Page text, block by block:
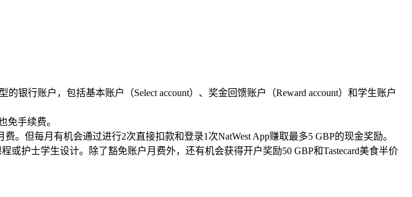
银行账户，‌包括基本账户（‌Select account）‌、‌奖金回馈账户（‌Reward account）‌和学生账户
免手续费。‌
。‌但每月有机会通过进行2次直接扣款和登录1次NatWest App赚取最多5 GBP的现金奖励。‌
或护士学生设计。‌除了豁免账户月费外，‌还有机会获得开户奖励50 GBP和Tastecard美食半价